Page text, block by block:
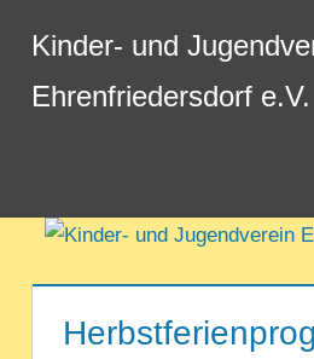
Inhalt
springen
Kinder- und
Ehrenfriedersdorf e.V.